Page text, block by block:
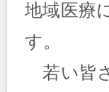
地域医療
す。
若い皆